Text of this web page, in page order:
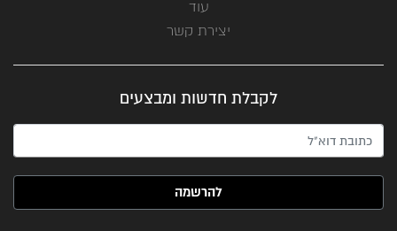
עוד
יצירת קשר
לקבלת חדשות ומבצעים
האימייל שלך (חובה)